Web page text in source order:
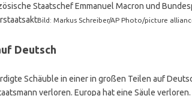
Staatschef Emmanuel Macron und
Bild: Markus Schreiber/AP Photo/picture
Deutsch
Schäuble in einer in großen Teilen auf
verloren. Europa hat eine Säule verloren.